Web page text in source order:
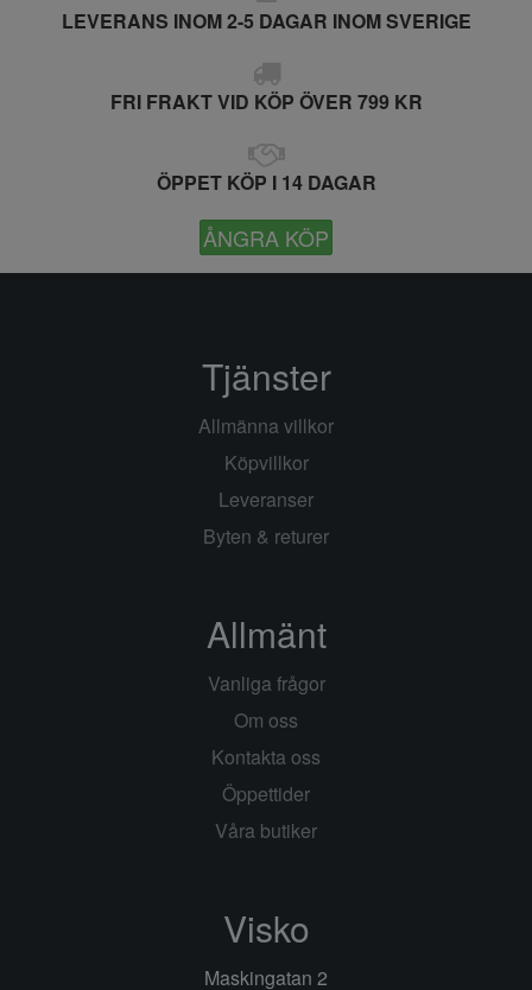
LEVERANS INOM 2-5 DAGAR INOM SVERIGE
FRI FRAKT VID KÖP ÖVER 799 KR
ÖPPET KÖP I 14 DAGAR
ÅNGRA KÖP
Tjänster
Allmänna villkor
Köpvillkor
Leveranser
Byten & returer
Allmänt
Vanliga frågor
Om oss
Kontakta oss
Öppettider
Våra butiker
Visko
Maskingatan 2